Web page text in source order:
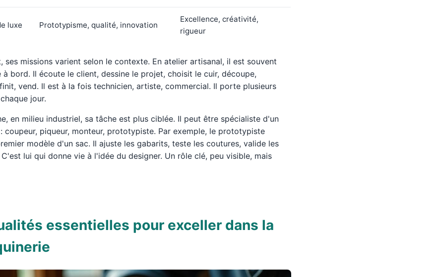
luxe Prototypisme, qualité, innovation
Excellence, créativité,
rigueur
ses missions varient selon le contexte. En atelier artisanal, il est souvent
à bord. Il écoute le client, dessine le projet, choisit le cuir, découpe,
vend. Il est à la fois technicien, artiste, commercial. Il porte plusieurs
jour.
en milieu industriel, sa tâche est plus ciblée. Il peut être spécialiste d'un
coupeur, piqueur, monteur, prototypiste. Par exemple, le prototypiste
modèle d'un sac. Il ajuste les gabarits, teste les coutures, valide les
lui qui donne vie à l'idée du designer. Un rôle clé, peu visible, mais
essentielles pour exceller dans la